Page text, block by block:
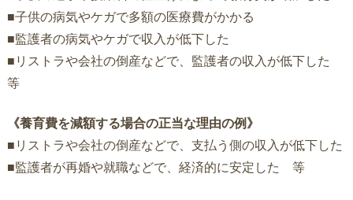
■子供の病気やケガで多額の医療費がかかる
■監護者の病気やケガで収入が低下した
■リストラや会社の倒産などで、監護者の収入が低下した
等
《養育費を減額する場合の正当な理由の例》
■リストラや会社の倒産などで、支払う側の収入が低下した
■監護者が再婚や就職などで、経済的に安定した 等